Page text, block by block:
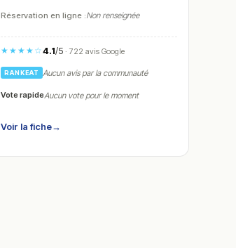
Réservation en ligne :Non renseignée
★★★★☆4.1/5 · 722 avis Google
RANKEAT Aucun avis par la communauté
Vote rapideAucun vote pour le moment
Voir la fiche→